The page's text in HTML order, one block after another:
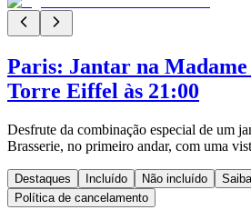
Paris: Jantar na Madame
Torre Eiffel às 21:00
Desfrute da combinação especial de um
Brasserie, no primeiro andar, com uma
Destaques Incluído Não incluído
Política de cancelamento